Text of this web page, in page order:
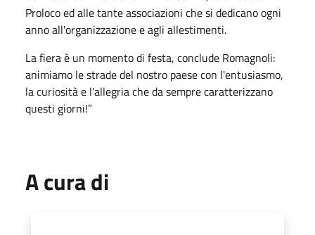
Proloco ed alle tante associazioni che si dedicano ogni
anno all'organizzazione e agli allestimenti.
La fiera è un momento di festa, conclude Romagnoli:
animiamo le strade del nostro paese con l'entusiasmo,
la curiosità e l'allegria che da sempre caratterizzano
questi giorni!”
A cura di